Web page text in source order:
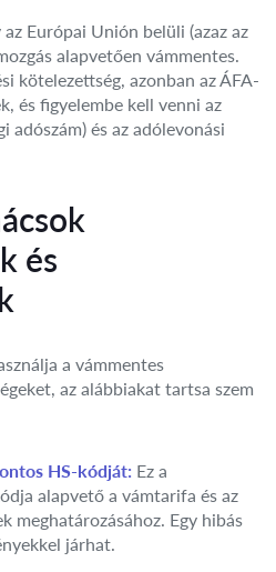
Európai Unión belüli (azaz az
alapvetően vámmentes.
kötelezettség, azonban az ÁFA-
és figyelembe kell venni az
adószám) és az adólevonási
és
a vámmentes
az alábbiakat tartsa szem
HS-kódját: Ez a
alapvető a vámtarifa és az
meghatározásához. Egy hibás
járhat.